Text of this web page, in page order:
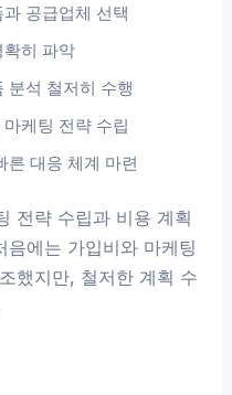
공급업체 선택
히 파악
분석 철저히 수행
케팅 전략 수립
른 대응 체계 마련
전략 수립과 비용 계획
에는 가입비와 마케팅
했지만, 철저한 계획 수